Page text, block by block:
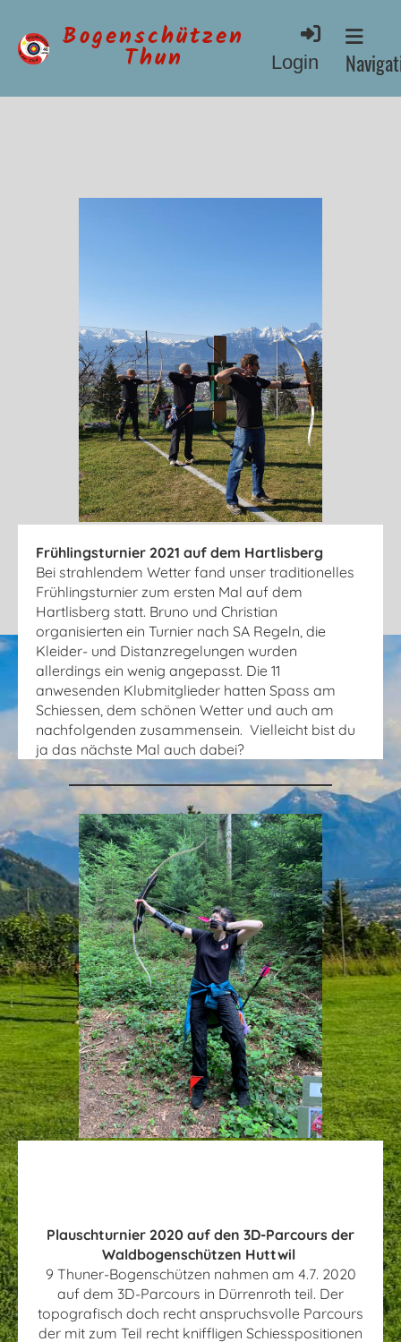
Bogenschützen
Thun Login
Frühlingsturnier 2021 auf dem Hartlisberg
Bei strahlendem Wetter fand unser traditionelles
Frühlingsturnier zum ersten Mal auf dem
Hartlisberg statt. Bruno und Christian
organisierten ein Turnier nach SA Regeln, die
Kleider- und Distanzregelungen wurden
allerdings ein wenig angepasst. Die 11
anwesenden Klubmitglieder hatten Spass am
Schiessen, dem schönen Wetter und auch am
nachfolgenden zusammensein. Vielleicht bist du
ja das nächste Mal auch dabei?
Plauschturnier 2020 auf den 3D-Parcours der
Waldbogenschützen Huttwil
9 Thuner-Bogenschützen nahmen am 4.7. 2020
auf dem 3D-Parcours in Dürrenroth teil. Der
topografisch doch recht anspruchsvolle Parcours
der mit zum Teil recht kniffligen Schiesspositionen